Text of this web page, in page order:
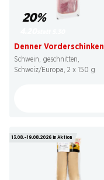
20%
Denner Vorderschinken
Schwein, geschnitten,
Schweiz/Europa, 2 x 150 g
13.08.–19.08.2026 in Aktion